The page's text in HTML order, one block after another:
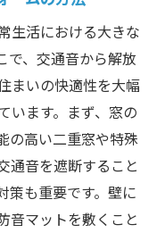
生活における大きな
で、交通音から解放
まいの快適性を大幅
います。まず、窓の
の高い二重窓や特殊
通音を遮断すること
策も重要です。壁に
音マットを敷くこと